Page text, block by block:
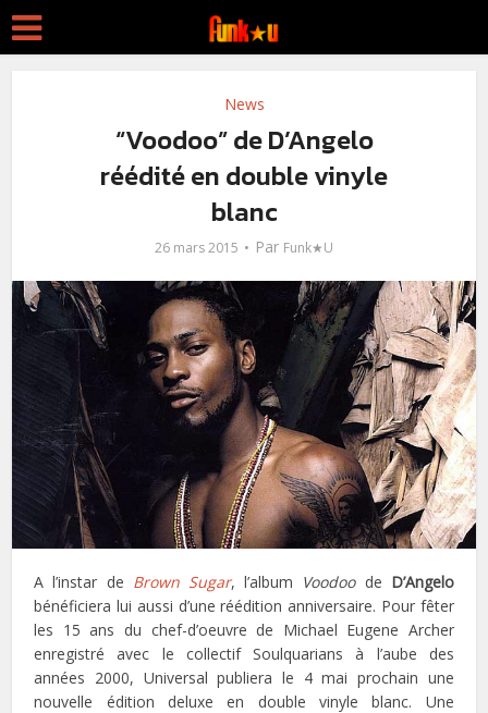
News
“Voodoo” de D’Angelo
réédité en double vinyle
blanc
26 mars 2015 Par Funk★U
A l’instar de Brown Sugar, l’album Voodoode D’Angelo
bénéficiera lui aussi d’une réédition anniversaire. Pour fêter
les 15 ans du chef-d’oeuvre de Michael Eugene Archer
enregistré avec le collectif Soulquarians à l’aube des
années 2000, Universal publiera le 4 mai prochain une
nouvelle édition deluxe en double vinyle blanc. Une